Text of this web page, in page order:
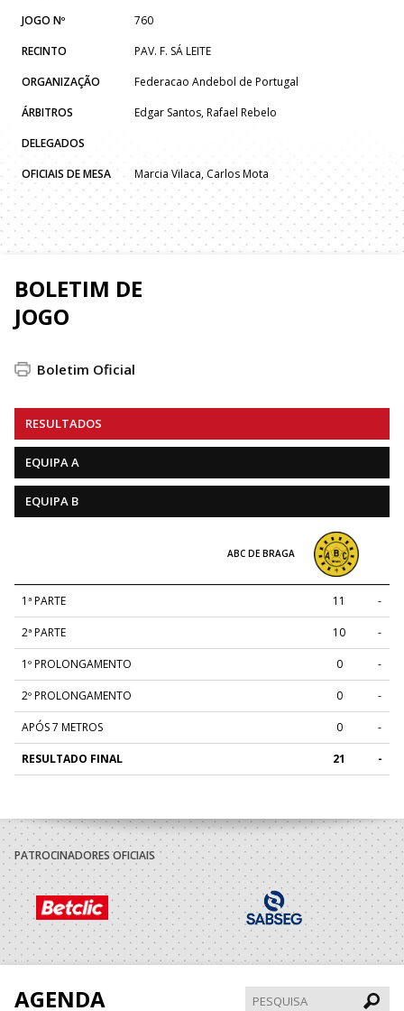
JOGO Nº
760
RECINTO
PAV. F. SÁ LEITE
ORGANIZAÇÃO
Federacao Andebol de Portugal
ÁRBITROS
Edgar Santos, Rafael Rebelo
DELEGADOS
OFICIAIS DE MESA
Marcia Vilaca, Carlos Mota
BOLETIM DE
JOGO
Boletim Oficial
RESULTADOS
EQUIPA A
EQUIPA B
ABC DE BRAGA
1ª PARTE 11 -
2ª PARTE 10 -
1º PROLONGAMENTO 0 -
2º PROLONGAMENTO 0 -
APÓS 7 METROS 0 -
RESULTADO FINAL 21 -
PATROCINADORES OFICIAIS
AGENDA